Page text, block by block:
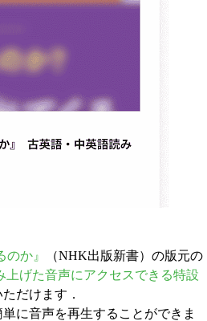
か』
（NHK出版新書）の版元の
上げた音声にアクセスできる特設
だけます．
に音声を再生することができま